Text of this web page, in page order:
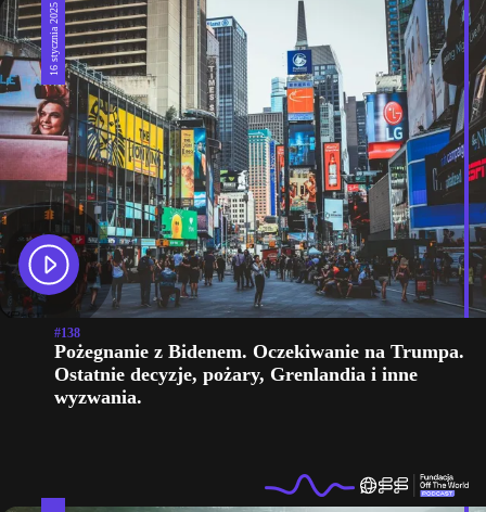
16 stycznia 2025
#138
Pożegnanie z Bidenem. Oczekiwanie na Trumpa.
Ostatnie decyzje, pożary, Grenlandia i inne
wyzwania.